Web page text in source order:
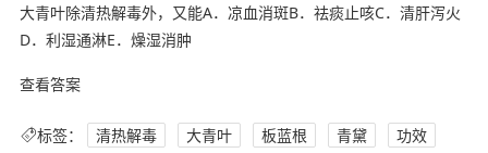
大青叶除清热解毒外，又能A．凉血消斑B．祛痰止咳C．清肝泻火
D．利湿通淋E．燥湿消肿
查看答案
标签： 清热解毒 大青叶 板蓝根 青黛 功效